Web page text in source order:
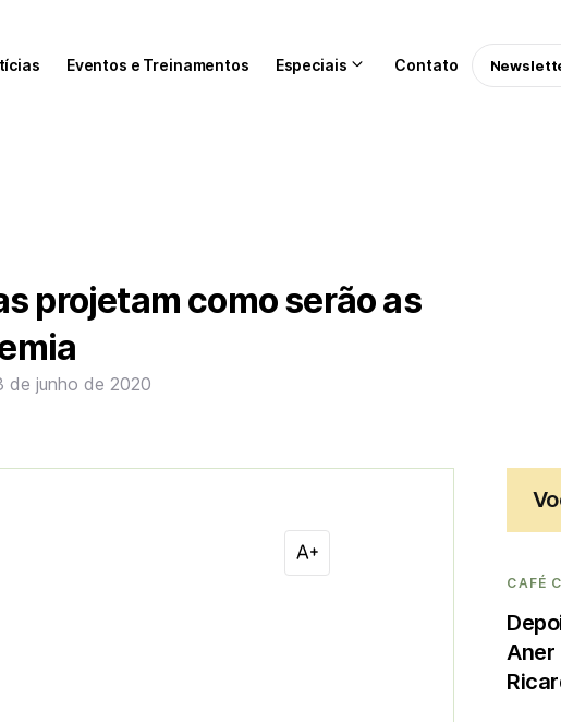
Eventos e Treinamentos Especiais Contato
projetam como serão as
de junho de 2020
CAFÉ
Aner